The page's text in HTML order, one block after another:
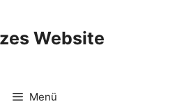
Website
Menü